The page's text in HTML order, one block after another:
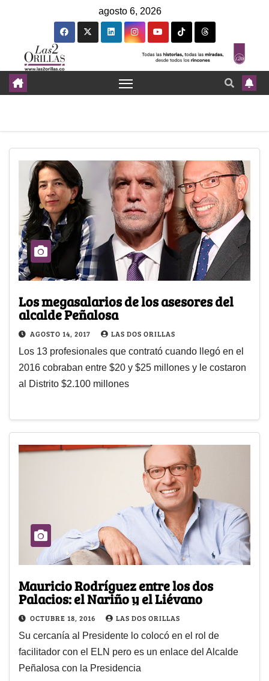
agosto 6, 2026
Los megasalarios de los asesores del
alcalde Peñalosa
AGOSTO 14, 2017 LAS DOS ORILLAS
Los 13 profesionales que contrató cuando llegó en el
2016 cobraban entre $20 y $25 millones y le costaron
al Distrito $2.100 millones
Mauricio Rodríguez entre los dos
Palacios: el Nariño y el Liévano
OCTUBRE 18, 2016 LAS DOS ORILLAS
Su cercanía al Presidente lo colocó en el rol de
facilitador con el ELN pero es un enlace del Alcalde
Peñalosa con la Presidencia